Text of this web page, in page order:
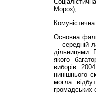
Мороз);
Основна
— середній
якого
виборів
нинішнього
могла
громадських